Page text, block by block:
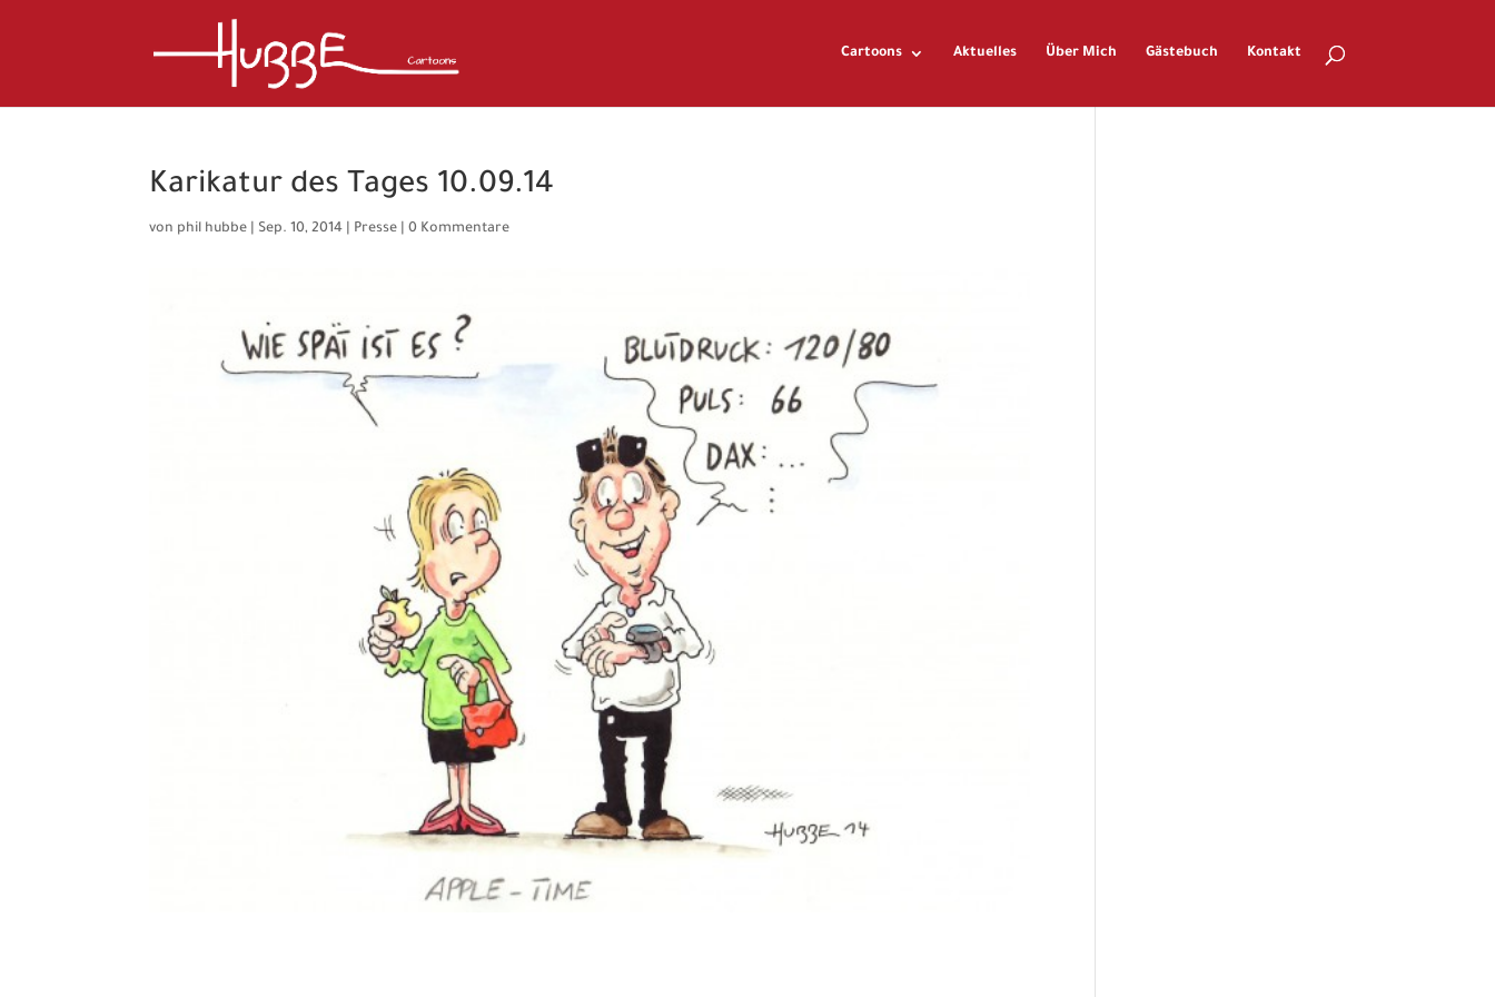
Cartoons Aktuelles Über Mich Gästebuch Kontakt
Karikatur des Tages 10.09.14
von phil hubbe Sep. 10, 2014 Presse |0 Kommentare